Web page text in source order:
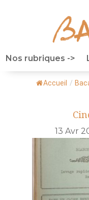
Nos rubriques ->
Accueil /
13 Avr